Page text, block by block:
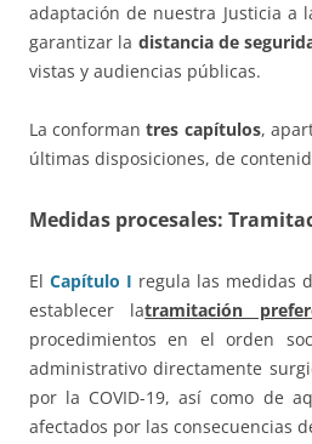
adaptación de nuestra Justicia a
garantizar la distancia de
vistas y audiencias públicas.
La conformantres capítulos,
últimas disposiciones, de
Medidas procesales:
El Capítulo I regula las medidas
establecer latramitación
procedimientos en el orden
administrativo directamente
por la COVID-19, así como de
afectados por las consecuencias